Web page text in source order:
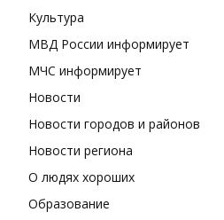
Культура
МВД России информирует
МЧС информирует
Новости
Новости городов и районов
Новости региона
О людях хороших
Образование